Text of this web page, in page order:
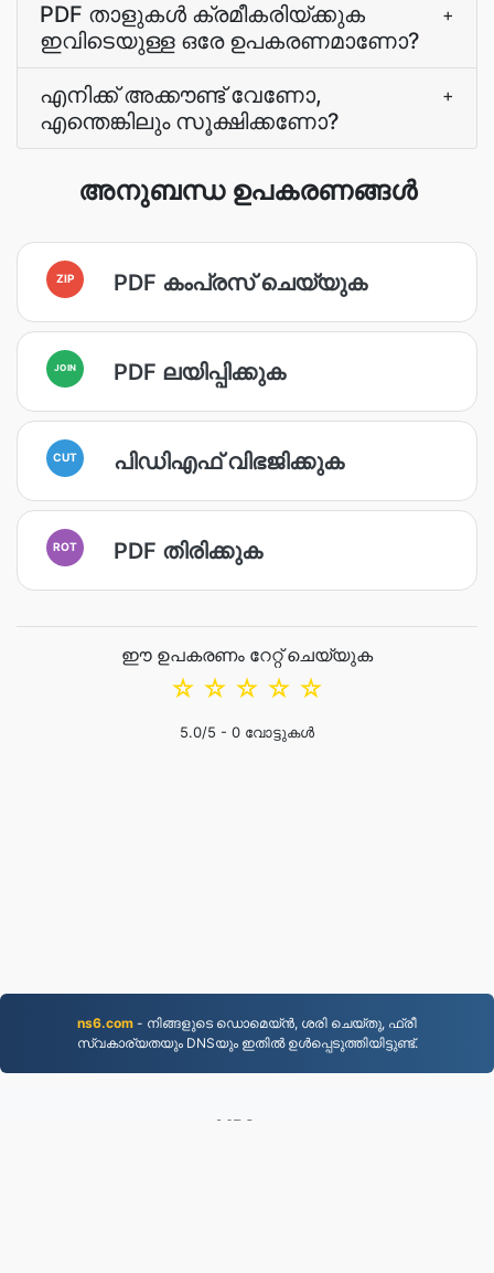
PDF താളുകള്‍ ക്രമീകരിയ്ക്കുക
ഇവിടെയുള്ള ഒരേ ഉപകരണമാണോ?
+
എനിക്ക് അക്കൗണ്ട് വേണോ,
എന്തെങ്കിലും സൂക്ഷിക്കണോ?
+
അനുബന്ധ ഉപകരണങ്ങൾ
ZIP PDF കംപ്രസ് ചെയ്യുക
JOIN PDF ലയിപ്പിക്കുക
CUT പിഡിഎഫ് വിഭജിക്കുക
ROT PDF തിരിക്കുക
ഈ ഉപകരണം റേറ്റ് ചെയ്യുക
☆
☆
☆
☆
☆
5.0/5 - 0 വോട്ടുകൾ
ns6.com - നിങ്ങളുടെ ഡൊമെയ്ൻ, ശരി ചെയ്തു, ഫ്രീ
സ്വകാര്യതയും DNSയും ഇതിൽ ഉൾപ്പെടുത്തിയിട്ടുണ്ട്.
MP3.to